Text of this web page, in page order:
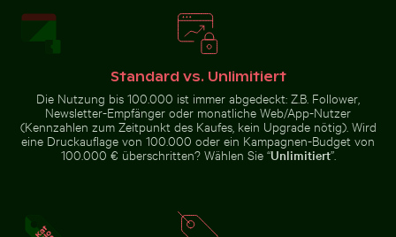
Flugzeug über den Wolken Gefrorene Landschaft am
Gemeiner Mynavogel auf einem Baumast sitzend
Flughund im farbenfrohen
Standard vs. Unlimitiert
Die Nutzung bis 100.000 ist immer abgedeckt: Z.B. Follower,
Newsletter-Empfänger oder monatliche Web/App-Nutzer
(Kennzahlen zum Zeitpunkt des Kaufes, kein Upgrade nötig). Wird
eine Druckauflage von 100.000 oder ein Kampagnen-Budget von
100.000 € überschritten? Wählen Sie “Unlimitiert”.